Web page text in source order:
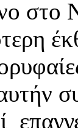
στο